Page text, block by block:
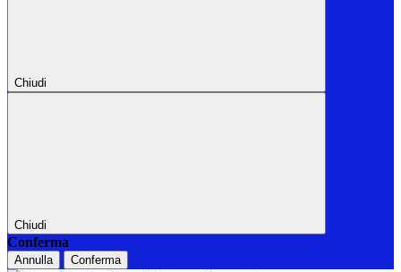
Chiudi
Chiudi
Conferma
Annulla Conferma